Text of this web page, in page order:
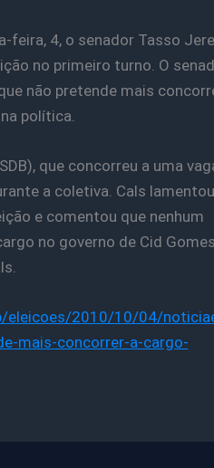
feira, 4, o senador Tasso
no primeiro turno. O
não pretende mais
política.
que concorreu a uma
a coletiva. Cals
e comentou que nenhum
no governo de Cid
eleicoes/2010/10/04/
mais-concorrer-a-cargo-